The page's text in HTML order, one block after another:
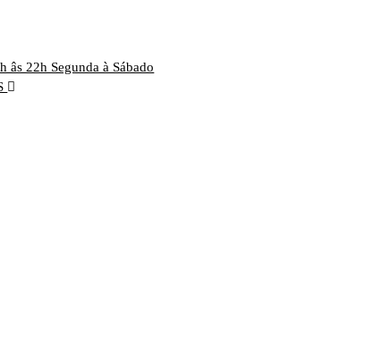
âs 22h Segunda à Sábado